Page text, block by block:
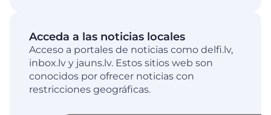
Acceda a las noticias locales
Acceso a portales de noticias como delfi.lv,
inbox.lv y jauns.lv. Estos sitios web son
conocidos por ofrecer noticias con
restricciones geográficas.